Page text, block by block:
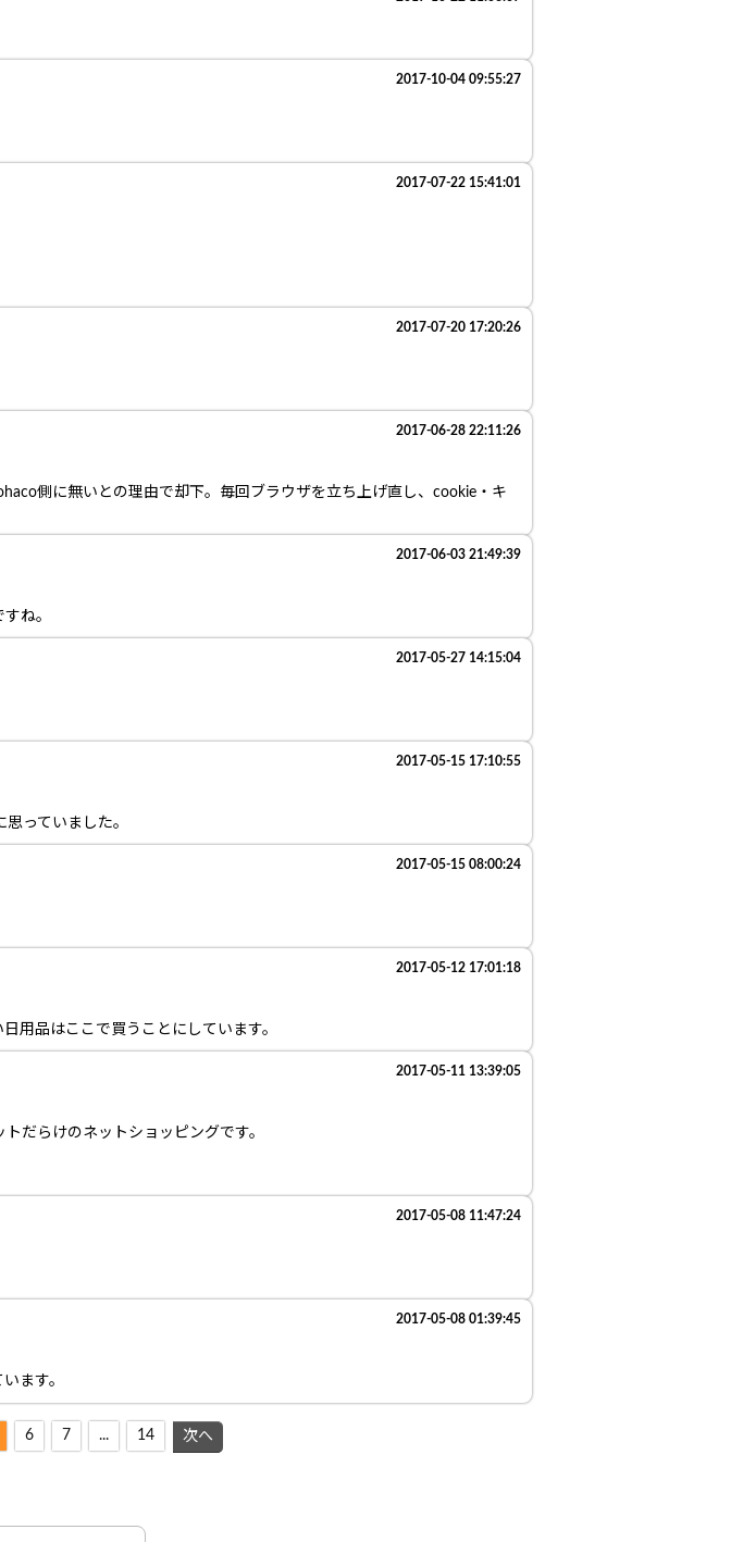
2017-10-04 09:55:27
2017-07-22 15:41:01
2017-07-20 17:20:26
2017-06-28 22:11:26
側に無いとの理由で却下。毎回ブラウザを立ち上げ直し、cookie・キ
2017-06-03 21:49:39
ね。
2017-05-27 14:15:04
2017-05-15 17:10:55
っていました。
2017-05-15 08:00:24
2017-05-12 17:01:18
用品はここで買うことにしています。
2017-05-11 13:39:05
だらけのネットショッピングです。
2017-05-08 11:47:24
2017-05-08 01:39:45
ます。
6 7 ... 14 次へ